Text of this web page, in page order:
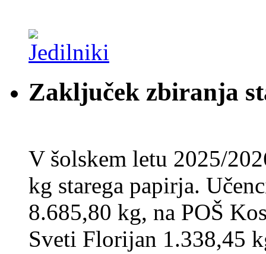
Zaključek zbiranja
V šolskem letu 2025/
kg starega papirja.
8.685,80 kg, na POŠ
Sveti Florijan 1.338,45